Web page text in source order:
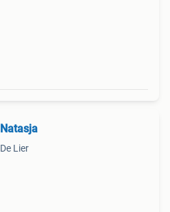
Natasja
De Lier